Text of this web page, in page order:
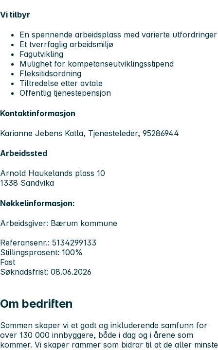
Vi tilbyr
En spennende arbeidsplass med varierte utfordringer
Et tverrfaglig arbeidsmiljø
Fagutvikling
Mulighet for kompetanseutviklingsstipend
Fleksitidsordning
Tiltredelse etter avtale
Offentlig tjenestepensjon
Kontaktinformasjon
Karianne Jebens Katla, Tjenesteleder, 95286944
Arbeidssted
Arnold Haukelands plass 10
1338 Sandvika
Nøkkelinformasjon:
Arbeidsgiver: Bærum kommune
Referansenr.: 5134299133
Stillingsprosent: 100%
Fast
Søknadsfrist: 08.06.2026
Om bedriften
Sammen skaper vi et godt og inkluderende samfunn for
over 130 000 innbyggere, både i dag og i årene som
kommer. Vi skaper rammer som bidrar til at de aller minste